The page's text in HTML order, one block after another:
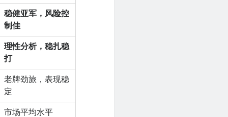
稳健亚军，风险控
制佳
理性分析，稳扎稳
打
老牌劲旅，表现稳
定
市场平均水平